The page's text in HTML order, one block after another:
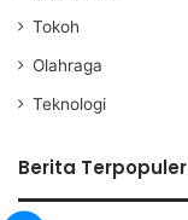
Tokoh
Olahraga
Teknologi
Berita Terpopuler